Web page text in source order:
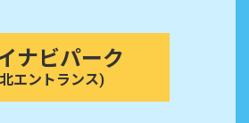
ナビパーク
エントランス)